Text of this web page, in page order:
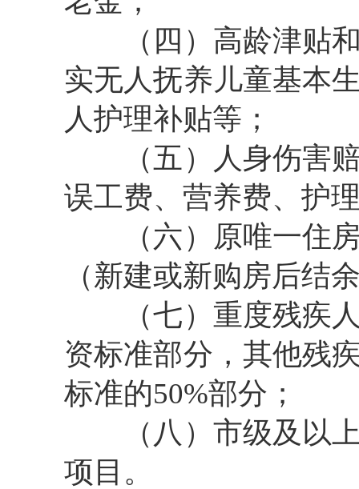
（四）高龄津贴
实无人抚养儿童基本
人护理补贴等；
（五）人身伤害
误工费、营养费、护
（六）原唯一住
（新建或新购房后结
（七）重度残疾
资标准部分，其他残
标准的50%部分；
（八）市级及以
项目。